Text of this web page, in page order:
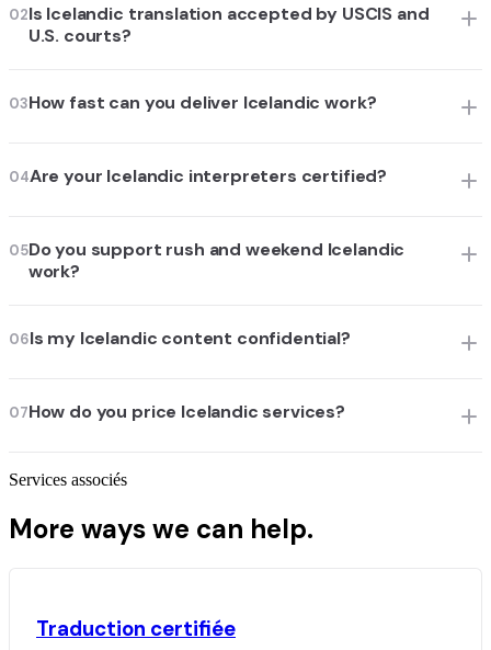
02Is Icelandic translation accepted by USCIS and
U.S. courts?
03How fast can you deliver Icelandic work?
04Are your Icelandic interpreters certified?
05Do you support rush and weekend Icelandic
work?
06Is my Icelandic content confidential?
07How do you price Icelandic services?
Services associés
More ways we can help.
Traduction certifiée